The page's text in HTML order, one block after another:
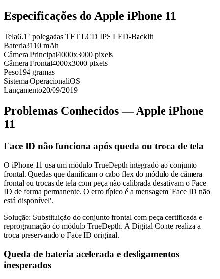
Especificações do Apple iPhone 11
Tela6.1" polegadas TFT LCD IPS LED-Backlit
Bateria3110 mAh
Câmera Principal4000x3000 pixels
Câmera Frontal4000x3000 pixels
Peso194 gramas
Sistema OperacionaliOS
Lançamento20/09/2019
Problemas Conhecidos —Apple iPhone
11
Face ID não funciona após queda ou troca de tela
O iPhone 11 usa um módulo TrueDepth integrado ao conjunto
frontal. Quedas que danificam o cabo flex do módulo de câmera
frontal ou trocas de tela com peça não calibrada desativam o Face
ID de forma permanente. O erro típico é a mensagem 'Face ID não
está disponível'.
Solução: Substituição do conjunto frontal com peça certificada e
reprogramação do módulo TrueDepth. A Digital Conte realiza a
troca preservando o Face ID original.
Queda de bateria acelerada e desligamentos
inesperados